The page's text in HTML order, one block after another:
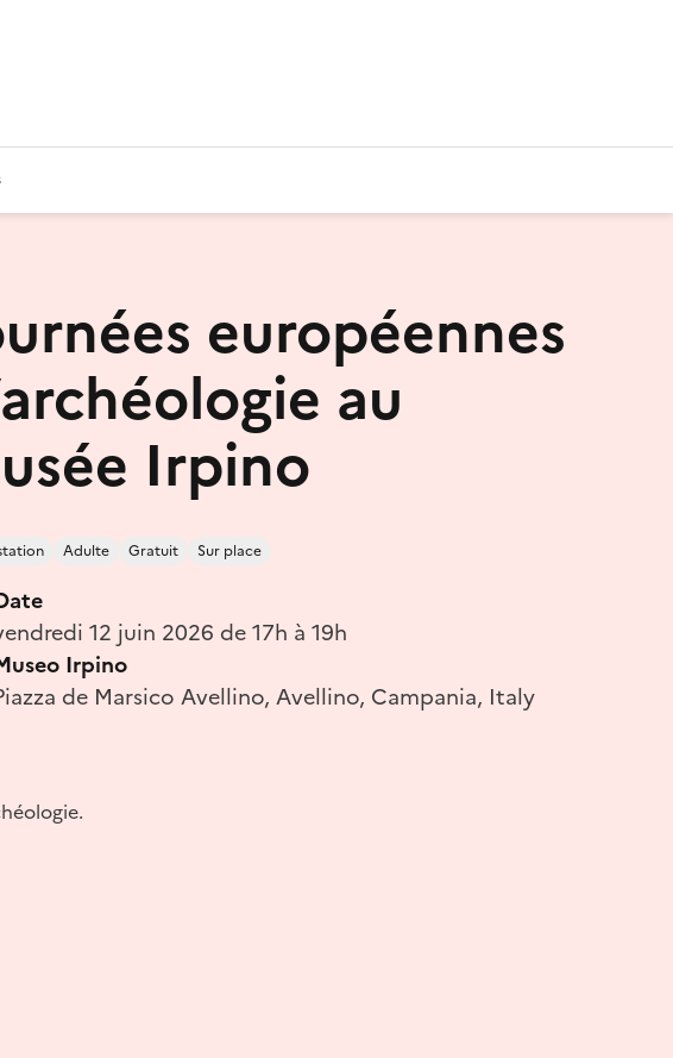
européennes
au
Irpino
Adulte Gratuit Sur place
12 juin 2026 de 17h à 19h
Irpino
de Marsico Avellino, Avellino, Campania, Italy